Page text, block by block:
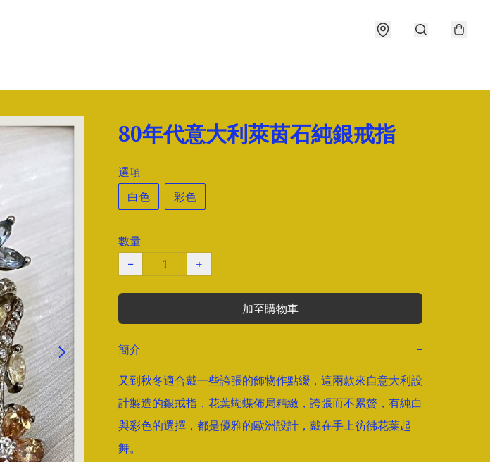
80年代意大利萊茵石純銀戒指
選項
白色
彩色
數量
−
+
加至購物車
簡介
−
又到秋冬適合戴一些誇張的飾物作點綴，這兩款來自意大利設
計製造的銀戒指，花葉蝴蝶佈局精緻，誇張而不累贅，有純白
與彩色的選擇，都是優雅的歐洲設計，戴在手上彷彿花葉起
舞。